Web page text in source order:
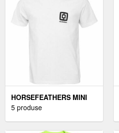
HORSEFEATHERS MINI
LOGO T-SHIRT - TRICOU
5 produse